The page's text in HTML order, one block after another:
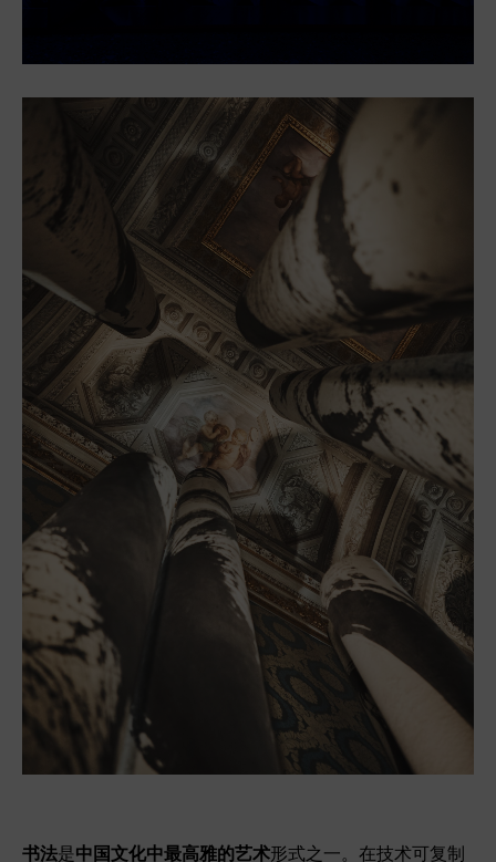
书法是中国文化中最高雅的艺术形式之一。在技术可复制